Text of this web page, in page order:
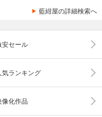
藍紺屋の詳細検索へ
安セール
気ランキング
像化作品